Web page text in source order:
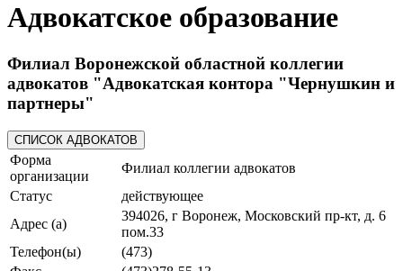
Адвокатское образование
Филиал Воронежской областной коллегии
адвокатов "Адвокатская контора "Чернушкин и
партнеры"
Форма
организации
Филиал коллегии адвокатов
Статус
действующее
Адрес (а)
394026, г Воронеж, Московский пр-кт, д. 6
пом.33
Телефон(ы)
(473)